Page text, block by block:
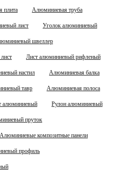
плита Алюминиевая труба
лист Уголок алюминиевый
швеллер
Лист алюминиевый рифленый
настил Алюминиевая балка
тавр Алюминиевая полоса
алюминиевый Рулон алюминиевый
пруток
Алюминиевые композитные панели
профиль